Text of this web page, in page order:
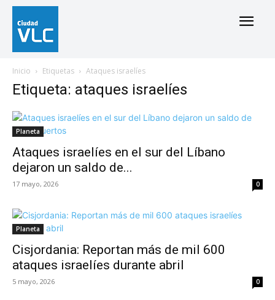
Inicio Etiquetas Ataques israelíes
Etiqueta: ataques israelíes
Planeta
Ataques israelíes en el sur del Líbano
dejaron un saldo de...
17 mayo, 2026 0
Planeta
Cisjordania: Reportan más de mil 600
ataques israelíes durante abril
5 mayo, 2026 0